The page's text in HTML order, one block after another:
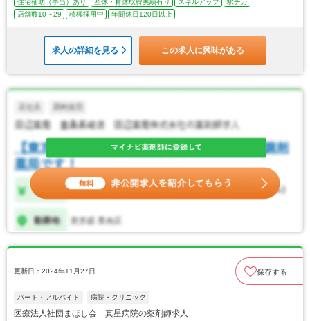
住宅補助（手当）あり 産休・育休取得実績有り スキルアップ
駅チカ
店舗数10～29
積極採用中 年間休日120日以上
求人の詳細を見る この求人に興味がある
更新日：2024年11月27日 保存する
パート・アルバイト 病院・クリニック
医療法人社団まほし会 真星病院の薬剤師求人